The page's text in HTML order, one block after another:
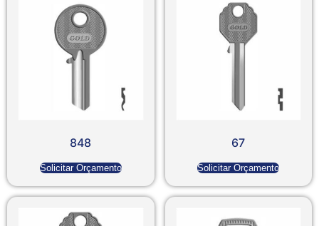
848
Solicitar Orçamento
67
Solicitar Orçamento